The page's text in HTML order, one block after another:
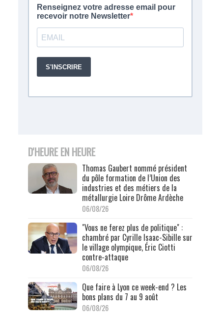
D'HEURE EN HEURE
Thomas Gaubert nommé président
du pôle formation de l’Union des
industries et des métiers de la
métallurgie Loire Drôme Ardèche
06/08/26
"Vous ne ferez plus de politique" :
chambré par Cyrille Isaac-Sibille sur
le village olympique, Éric Ciotti
contre-attaque
06/08/26
Que faire à Lyon ce week-end ? Les
bons plans du 7 au 9 août
06/08/26